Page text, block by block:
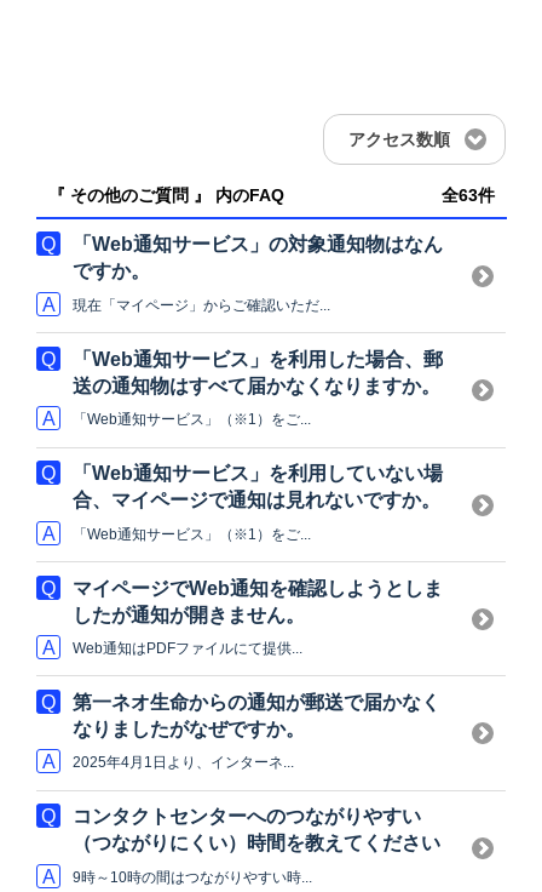
アクセス数順
『 その他のご質問 』 内のFAQ 全63件
「Web通知サービス」の対象通知物はなん
ですか。
現在「マイページ」からご確認いただ...
「Web通知サービス」を利用した場合、郵
送の通知物はすべて届かなくなりますか。
「Web通知サービス」（※1）をご...
「Web通知サービス」を利用していない場
合、マイページで通知は見れないですか。
「Web通知サービス」（※1）をご...
マイページでWeb通知を確認しようとしま
したが通知が開きません。
Web通知はPDFファイルにて提供...
第一ネオ生命からの通知が郵送で届かなく
なりましたがなぜですか。
2025年4月1日より、インターネ...
コンタクトセンターへのつながりやすい
（つながりにくい）時間を教えてください
9時～10時の間はつながりやすい時...